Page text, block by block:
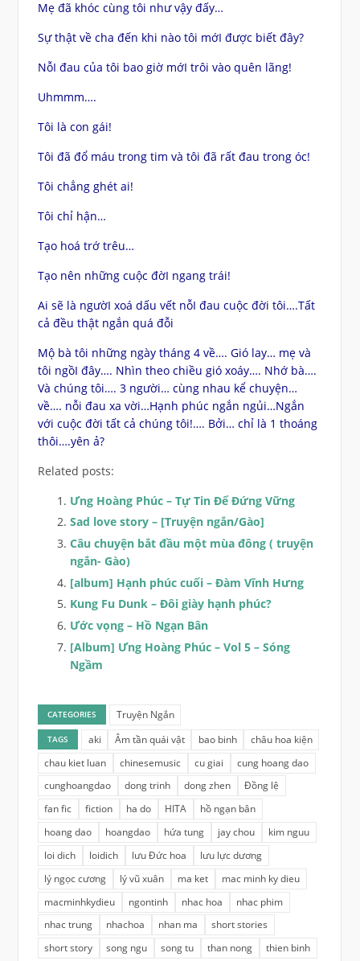
Mẹ đã khóc cùng tôi như vậy đấy…
Sự thật về cha đến khi nào tôi mớI được biết đây?
NỗI đau của tôi bao giờ mớI trôi vào quên lãng!
Uhmmm….
Tôi là con gái!
Tôi đã đổ máu trong tim và tôi đã rất đau trong óc!
Tôi chẳng ghét ai!
Tôi chỉ hận…
Tạo hoá trớ trêu…
Tạo nên những cuộc đờI ngang trái!
Ai sẽ là ngườI xoá dấu vết nỗI đau cuộc đời tôi….Tất
cả đều thật ngắn quá đỗi
Mộ bà tôi những ngày tháng 4 về…. Gió lay… mẹ và
tôi ngồI đây…. Nhìn theo chiều gió xoáy…. Nhớ bà….
Và chúng tôi…. 3 người… cùng nhau kể chuyện…
về…. nỗi đau xa vời…Hạnh phúc ngắn ngủi…Ngắn
với cuộc đời tất cả chúng tôi!…. Bởi… chỉ là 1 thoáng
thôi….yên ả?
Related posts:
Ưng Hoàng Phúc – Tự Tin Để Đứng Vững
Sad love story – [Truyện ngắn/Gào]
Câu chuyện bắt đầu một mùa đông ( truyện
ngắn- Gào)
[album] Hạnh phúc cuối – Đàm Vĩnh Hưng
Kung Fu Dunk – Đôi giày hạnh phúc?
Ước vọng – Hồ Ngạn Bân
[Album] Ưng Hoàng Phúc – Vol 5 – Sóng
Ngầm
CATEGORIES Truyện Ngắn
TAGS aki Âm tần quái vật bao binh
châu hoa kiện
chau kiet luan
chinesemusic cu giai
cung hoang dao
cunghoangdao
dong trinh dong zhen
Đồng lệ
fan fic
fiction ha do HITA
hồ ngạn bân
hoang dao
hoangdao hứa tung jay chou
kim nguu
loi dich
loidich lưu Đức hoa
lưu lực dương
lý ngọc cương
lý vũ xuân ma ket
mac minh ky dieu
macminhkydieu
ngontinh nhac hoa
nhac phim
nhac trung
nhachoa nhan ma
short stories
short story
song ngu song tu than nong thien binh